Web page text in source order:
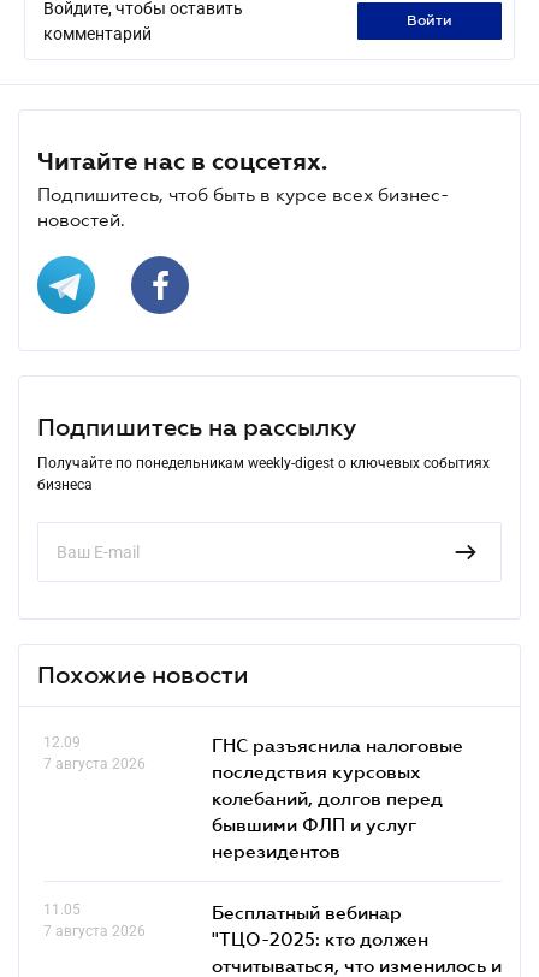
Войдите, чтобы оставить
комментарий
войти
Читайте нас в соцсетях.
Подпишитесь, чтоб быть в курсе всех бизнес-
новостей.
Подпишитесь на рассылку
Получайте по понедельникам weekly-digest о ключевых событиях
бизнеса
Похожие новости
12.09
7 августа 2026
ГНС разъяснила налоговые
последствия курсовых
колебаний, долгов перед
бывшими ФЛП и услуг
нерезидентов
11.05
7 августа 2026
Бесплатный вебинар
"ТЦО-2025: кто должен
отчитываться, что изменилось и